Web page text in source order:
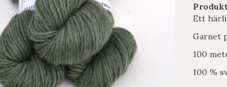
Ett
Garnet
100
100 %